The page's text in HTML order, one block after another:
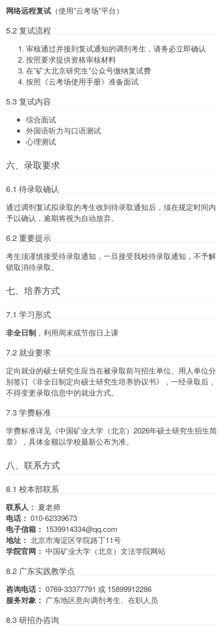
网络远程复试 （使用”云考场”平台）
5.2 复试流程
审核通过并接到复试通知的调剂考生，请务必立即确认
按照要求提供资格审核材料
在”矿大北京研究生”公众号缴纳复试费
按照《云考场使用手册》准备面试
5.3 复试内容
综合面试
外国语听力与口语测试
心理测试
六、录取要求
6.1 待录取确认
通过调剂复试拟录取的考生收到待录取通知后，须在规定时间内
予以确认，逾期将视为自动放弃。
6.2 重要提示
考生须谨慎接受待录取通知，一旦接受我校待录取通知，不予解
锁取消待录取。
七、培养方式
7.1 学习形式
非全日制 ，利用周末或节假日上课
7.2 就业要求
定向就业的硕士研究生应当在被录取前与招生单位、用人单位分
别签订《非全日制定向硕士研究生培养协议书》，一经录取后，
不得变更录取信息中的就业方式。
7.3 学费标准
学费标准详见《中国矿业大学（北京）2026年硕士研究生招生简
章》，具体金额以学校最新公布为准。
八、联系方式
8.1 校本部联系
联系人： 夏老师
电话： 010-62339673
电子信箱： 1539914334@qq.com
地址： 北京市海淀区学院路丁11号
学院官网： 中国矿业大学（北京）文法学院网站
8.2 广东实践教学点
咨询电话： 0769-33377791 或 15899912286
服务对象： 广东地区意向调剂考生、在职人员
8.3 研招办咨询